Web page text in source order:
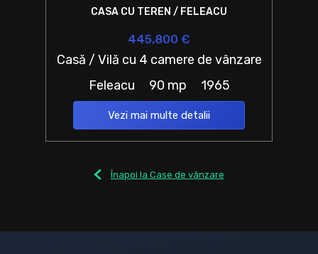
CASA CU TEREN / FELEACU
445,800 €
Casă / Vilă cu 4 camere de vânzare
Feleacu
90 mp 1965
Vezi mai multe detalii
Înapoi la Case de vânzare